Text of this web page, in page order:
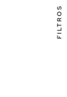
FILTROS